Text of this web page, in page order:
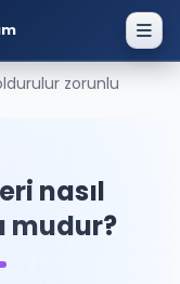
zorunlu
nasıl
mudur?